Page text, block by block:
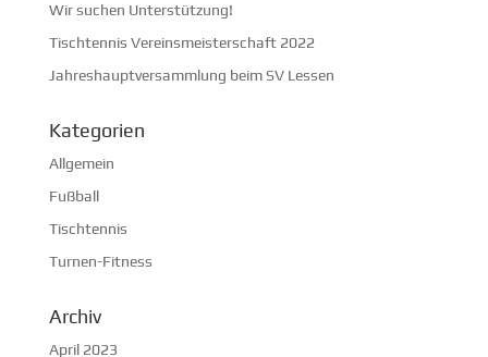
Wir suchen Unterstützung!
Tischtennis Vereinsmeisterschaft 2022
Jahreshauptversammlung beim SV Lessen
Kategorien
Allgemein
Fußball
Tischtennis
Turnen-Fitness
Archiv
April 2023